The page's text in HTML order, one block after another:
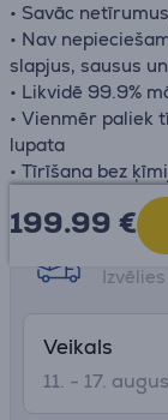
• Savāc
• Nav
slapjus, sausus
• Likvidē 99.9%
• Vienmēr paliek
lupata
• Tīrīšana bez
199.99 €
Veikals
11. - 17.